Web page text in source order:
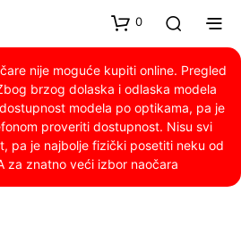
0
nije moguće kupiti online. Pregled
brzog dolaska i odlaska modela
modela po optikama, pa je
proveriti dostupnost. Nisu svi
pa je najbolje fizički posetiti neku od
za znatno veći izbor naočara